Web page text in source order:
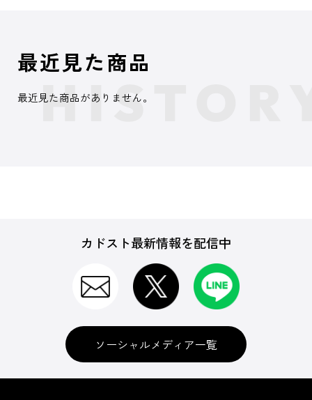
最近見た商品
最近見た商品がありません。
カドスト最新情報を配信中
ソーシャルメディア一覧